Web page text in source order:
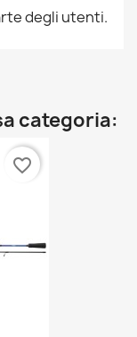
degli utenti.
categoria:
favorite_border